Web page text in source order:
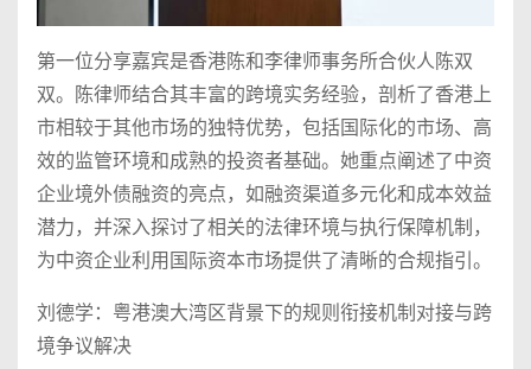
第一位分享嘉宾是香港陈和李律师事务所合伙人陈双
双。陈律师结合其丰富的跨境实务经验，剖析了香港上
市相较于其他市场的独特优势，包括国际化的市场、高
效的监管环境和成熟的投资者基础。她重点阐述了中资
企业境外债融资的亮点，如融资渠道多元化和成本效益
潜力，并深入探讨了相关的法律环境与执行保障机制，
为中资企业利用国际资本市场提供了清晰的合规指引。
刘德学：粤港澳大湾区背景下的规则衔接机制对接与跨
境争议解决